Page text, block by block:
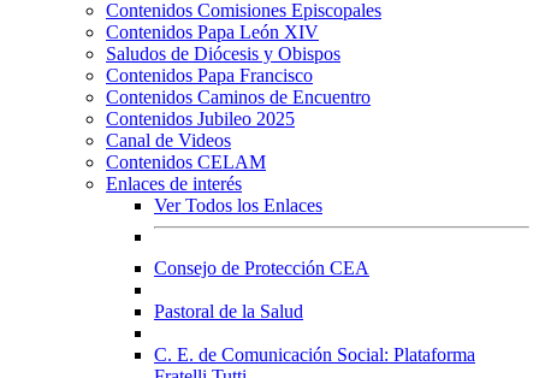
Contenidos Comisiones Episcopales
Contenidos Papa León XIV
Saludos de Diócesis y Obispos
Contenidos Papa Francisco
Contenidos Caminos de Encuentro
Contenidos Jubileo 2025
Canal de Videos
Contenidos CELAM
Enlaces de interés
Ver Todos los Enlaces
Consejo de Protección CEA
Pastoral de la Salud
C. E. de Comunicación Social: Plataforma